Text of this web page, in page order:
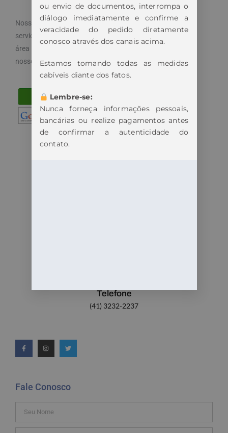
Nosso objetivo é cuidar dos seus direitos e oferecemos
serviços especializados e diferenciados atendendo a
área trabalhista do direito. Por isso, disponibilizamos
nossos serviços de maneira fácil e acessível.
Telefone
(41) 3232-2237
Fale Conosco
ou envio de documentos, interrompa o
diálogo imediatamente e confirme a
veracidade do pedido diretamente
conosco através dos canais acima.
Estamos tomando todas as medidas
cabíveis diante dos fatos.
Lembre-se:
Nunca forneça informações pessoais,
bancárias ou realize pagamentos antes
de confirmar a autenticidade do
contato.